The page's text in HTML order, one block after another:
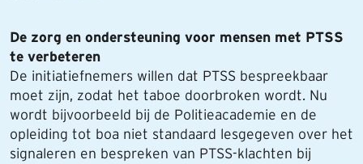
De zorg en ondersteuning voor mensen met PTSS
te verbeteren
De initiatiefnemers willen dat PTSS bespreekbaar
moet zijn, zodat het taboe doorbroken wordt. Nu
wordt bijvoorbeeld bij de Politieacademie en de
opleiding tot boa niet standaard lesgegeven over het
signaleren en bespreken van PTSS-klachten bij